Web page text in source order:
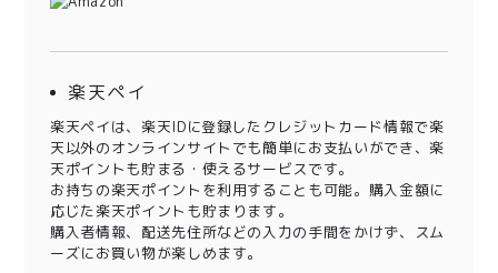
楽天ペイ
楽天ペイは、楽天IDに登録したクレジットカード情報で楽
天以外のオンラインサイトでも簡単にお支払いができ、楽
天ポイントも貯まる・使えるサービスです。
お持ちの楽天ポイントを利用することも可能。購入金額に
応じた楽天ポイントも貯まります。
購入者情報、配送先住所などの入力の手間をかけず、スム
ーズにお買い物が楽しめます。